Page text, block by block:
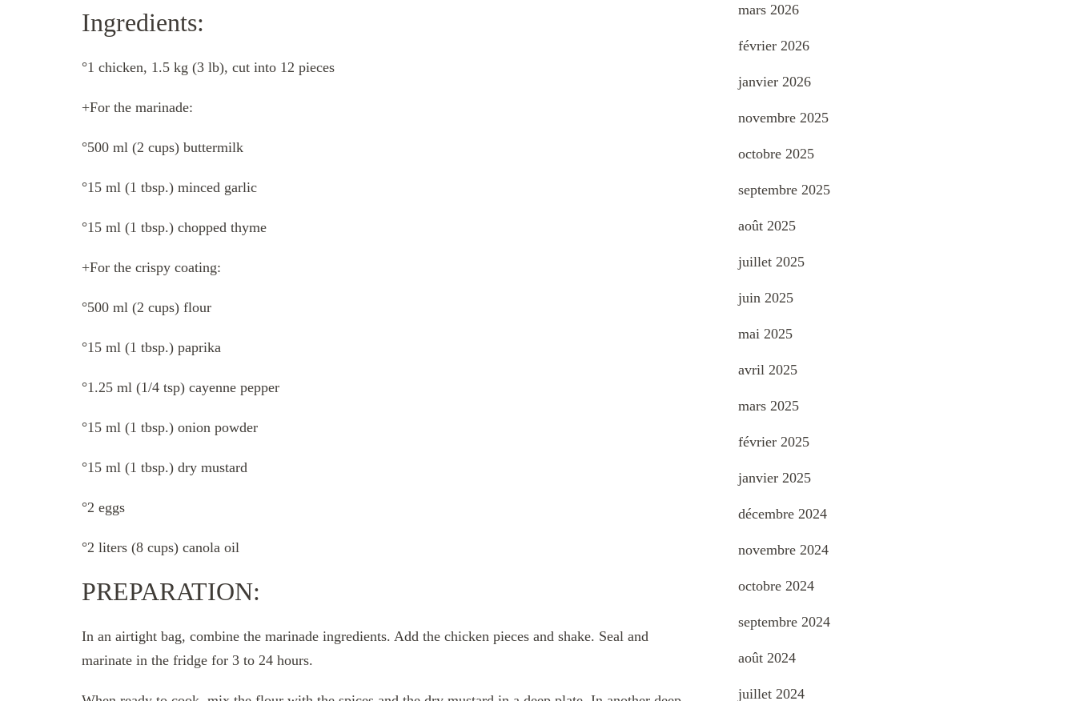
Ingredients:
°1 chicken, 1.5 kg (3 lb), cut into 12 pieces
+For the marinade:
°500 ml (2 cups) buttermilk
°15 ml (1 tbsp.) minced garlic
°15 ml (1 tbsp.) chopped thyme
+For the crispy coating:
°500 ml (2 cups) flour
°15 ml (1 tbsp.) paprika
°1.25 ml (1/4 tsp) cayenne pepper
°15 ml (1 tbsp.) onion powder
°15 ml (1 tbsp.) dry mustard
°2 eggs
°2 liters (8 cups) canola oil
PREPARATION:
In an airtight bag, combine the marinade ingredients. Add the chicken pieces and shake. Seal and
marinate in the fridge for 3 to 24 hours.
mars 2026
février 2026
janvier 2026
novembre 2025
octobre 2025
septembre 2025
août 2025
juillet 2025
juin 2025
mai 2025
avril 2025
mars 2025
février 2025
janvier 2025
décembre 2024
novembre 2024
octobre 2024
septembre 2024
août 2024
juillet 2024